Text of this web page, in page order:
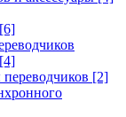
[6]
[4]
[2]